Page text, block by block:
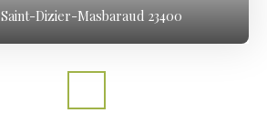
Saint-Dizier-Masbaraud 23400